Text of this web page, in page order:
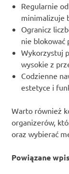
Regularnie
minimalizuje
Ogranicz
nie blokować
Wykorzystuj
wysokie z
Codzienne
estetyce i
Warto również
organizerów,
oraz wybierać
Powiązane